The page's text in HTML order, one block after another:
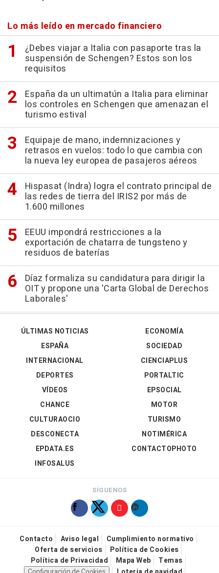
Lo más leído en mercado financiero
¿Debes viajar a Italia con pasaporte tras la
suspensión de Schengen? Estos son los
requisitos
España da un ultimatún a Italia para eliminar
los controles en Schengen que amenazan el
turismo estival
Equipaje de mano, indemnizaciones y
retrasos en vuelos: todo lo que cambia con
la nueva ley europea de pasajeros aéreos
Hispasat (Indra) logra el contrato principal de
las redes de tierra del IRIS2 por más de
1.600 millones
EEUU impondrá restricciones a la
exportación de chatarra de tungsteno y
residuos de baterías
Díaz formaliza su candidatura para dirigir la
OIT y propone una 'Carta Global de Derechos
Laborales'
ÚLTIMAS NOTICIAS
ESPAÑA
INTERNACIONAL
DEPORTES
VÍDEOS
ECONOMÍA
SOCIEDAD
CIENCIAPLUS
PORTALTIC
EPSOCIAL
CHANCE
CULTURAOCIO
DESCONECTA
EPDATA.ES
INFOSALUS
MOTOR
TURISMO
NOTIMÉRICA
CONTACTOPHOTO
SÍGUENOS
Contacto Aviso legal
Cumplimiento normativo
Oferta de servicios
Política de Cookies
Política de Privacidad
Mapa Web
Temas